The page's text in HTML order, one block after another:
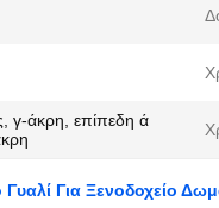
γ-άκρη, επίπεδη ά
Για Ξενοδοχείο